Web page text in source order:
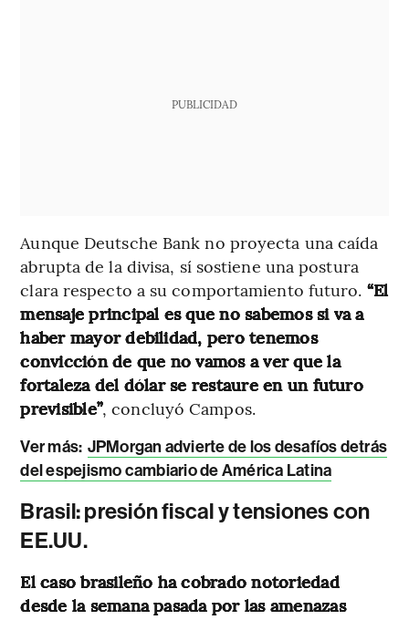
PUBLICIDAD
Aunque Deutsche Bank no proyecta una caída
abrupta de la divisa, sí sostiene una postura
clara respecto a su comportamiento futuro. “El
mensaje principal es que no sabemos si va a
haber mayor debilidad, pero tenemos
convicción de que no vamos a ver que la
fortaleza del dólar se restaure en un futuro
previsible”, concluyó Campos.
Ver más: JPMorgan advierte de los desafíos detrás
del espejismo cambiario de América Latina
Brasil: presión fiscal y tensiones con
EE.UU.
El caso brasileño ha cobrado notoriedad
desde la semana pasada por las amenazas